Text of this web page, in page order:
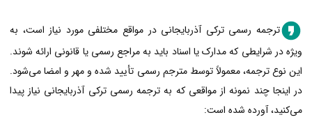
ترجمه رسمی ترکی آذربایجانی در مواقع مختلفی مورد نیاز است، به
ویژه در شرایطی که مدارک یا اسناد باید به مراجع رسمی یا قانونی ارائه شوند.
این نوع ترجمه، معمولاً توسط مترجم رسمی تأیید شده و مهر و امضا می‌شود.
در اینجا چند نمونه از مواقعی که به ترجمه رسمی ترکی آذربایجانی نیاز پیدا
می‌کنید، آورده شده است: